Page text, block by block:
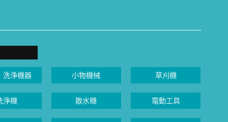
洗浄機器 小物機械 草刈機
浄機 散水機 電動工具